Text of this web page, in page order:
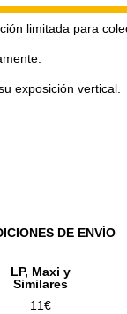
limitada para
exposición vertical.
DE ENVÍO
LP, Maxi y
Similares
11€